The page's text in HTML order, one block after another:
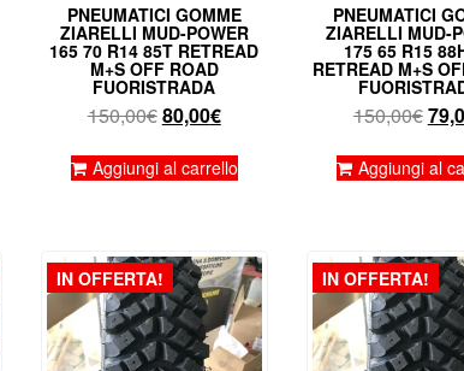
PNEUMATICI GOMME
ZIARELLI MUD-POWER
165 70 R14 85T RETREAD
M+S OFF ROAD
FUORISTRADA
150,00€Il
originale
80,00€Il
attuale
Aggiungi al carrello
PNEUMATICI
ZIARELLI MUD-
175 65 R15
RETREAD M+S
150,00€Il
Aggiungi al
IN OFFERTA! IN OFFERTA!